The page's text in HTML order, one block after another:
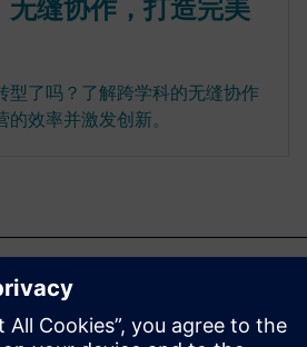
无缝协作，打造完美
型了吗？了解跨学科的无缝协作
效率并激发创新。
......